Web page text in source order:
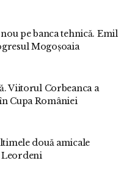
pe banca tehnică. Emil
Mogoșoaia
Viitorul Corbeanca a
Cupa României
două amicale
Leordeni